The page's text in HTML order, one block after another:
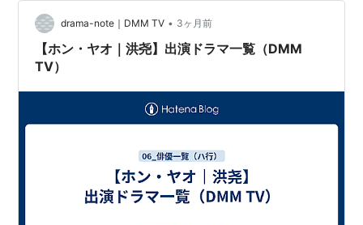
drama-note｜DMM TV • 3ヶ月前
【ホン・ヤオ｜洪尧】出演ドラマ一覧（DMM
TV）